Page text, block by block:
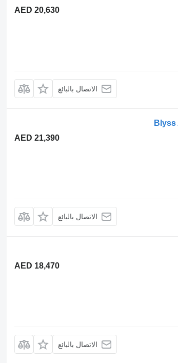
AED 20,630
الاتصال بالبائع
Blyss
AED 21,390
الاتصال بالبائع
AED 18,470
الاتصال بالبائع